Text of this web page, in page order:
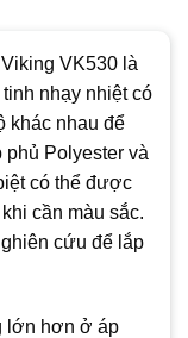
VK530 là
nhạy nhiệt có
khác nhau để
Polyester và
có thể được
cần màu sắc.
cứu để lắp
lớn hơn ở áp